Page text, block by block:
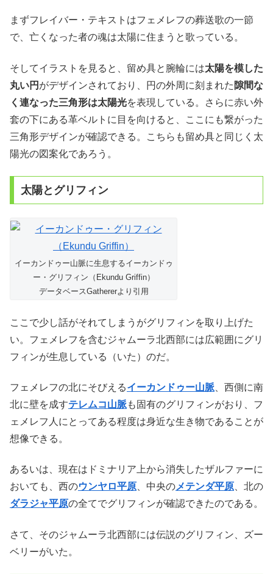
まずフレイバー・テキストはフェメレフの葬送歌の一節
で、亡くなった者の魂は太陽に住まうと歌っている。
そしてイラストを見ると、留め具と腕輪には太陽を模した
丸い円 がデザインされており、円の外周に刻まれた 隙間な
く連なった三角形は太陽光を表現している。さらに赤い外
套の下にある革ベルトに目を向けると、ここにも繋がった
三角形デザインが確認できる。こちらも留め具と同じく太
陽光の図案化であろう。
太陽とグリフィン
イーカンドゥー山脈に生息するイーカンドゥ
ー・グリフィン（Ekundu Griffin）
データベースGathererより引用
ここで少し話がそれてしまうがグリフィンを取り上げた
い。フェメレフを含むジャムーラ北西部には広範囲にグリ
フィンが生息している（いた）のだ。
フェメレフの北にそびえるイーカンドゥー山脈 、西側に南
北に壁を成すテレムコ山脈も固有のグリフィンがおり、フ
ェメレフ人にとってある程度は身近な生き物であることが
想像できる。
あるいは、現在はドミナリア上から消失したザルファーに
おいても、西のウンヤロ平原、中央のメテンダ平原、北の
ダラジャ平原の全てでグリフィンが確認できたのである。
さて、そのジャムーラ北西部には伝説のグリフィン、ズー
ベリーがいた。